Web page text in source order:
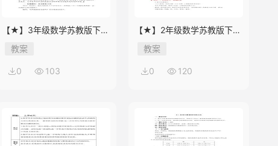
【★】3年级数学苏教版下册
教案第9单元《数据的收集和
整理（二）》
教案
0 103
【★】2年级数学苏教版下册
教案第9单元《期末复习》
教案
0 120